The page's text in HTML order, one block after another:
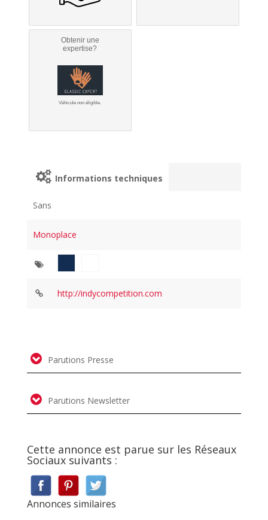
Obtenir une
expertise?
Véhicule non éligible.
Informations techniques
Sans
Monoplace
http://indycompetition.com
Parutions Presse
Parutions Newsletter
Cette annonce est parue sur les Réseaux
Sociaux suivants :
Annonces similaires